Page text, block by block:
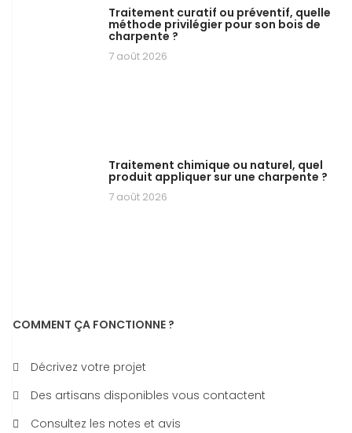
Traitement curatif ou préventif, quelle
méthode privilégier pour son bois de
charpente ?
7 août 2026
Traitement chimique ou naturel, quel
produit appliquer sur une charpente ?
7 août 2026
COMMENT ÇA FONCTIONNE ?
Décrivez votre projet
Des artisans disponibles vous contactent
Consultez les notes et avis